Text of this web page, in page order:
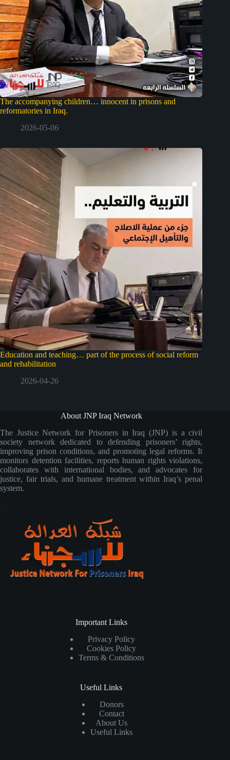
The accompanying children… innocent in prisons and
reformatories in Iraq.
2026-05-06
Education and teaching… part of the process of social reform
and rehabilitation
2026-04-26
About JNP Iraq Network
The Justice Network for Prisoners in Iraq (JNP) is a civil
society network dedicated to defending prisoners’ rights,
improving prison conditions, and promoting legal reforms. It
monitors detention facilities, reports human rights violations,
collaborates with international bodies, and advocates for
justice, fair trials, and humane treatment within Iraq’s penal
system.
Important Links
Privacy Policy
Cookies Policy
Terms & Conditions
Useful Links
Donors
Contact
About Us
Useful Links